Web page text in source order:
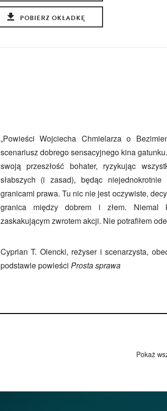
POBIERZ OKŁADKĘ
„Powieści Wojciecha Chmielarza o
scenariusz dobrego sensacyjnego kina
swoją przeszłość bohater, ryzykując
słabszych (i zasad), będąc
granicami prawa. Tu nic nie jest oczywiste,
granica między dobrem i złem. Niemal
zaskakującym zwrotem akcji. Nie potrafiłem
Cyprian T. Olencki, reżyser i scenarzysta,
podstawie powieści Prosta sprawa
Pokaż